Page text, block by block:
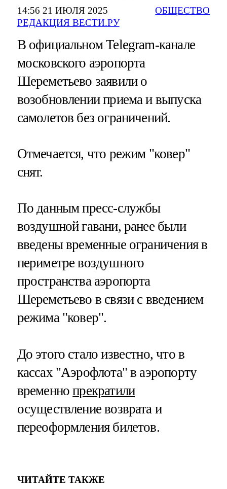
14:56 21 ИЮЛЯ 2025
РЕДАКЦИЯ ВЕСТИ.РУ
ОБЩЕСТВО
В официальном Telegram-канале
московского аэропорта
Шереметьево заявили о
возобновлении приема и выпуска
самолетов без ограничений.
Отмечается, что режим "ковер"
снят.
По данным пресс-службы
воздушной гавани, ранее были
введены временные ограничения в
периметре воздушного
пространства аэропорта
Шереметьево в связи с введением
режима "ковер".
До этого стало известно, что в
кассах "Аэрофлота" в аэропорту
временнопрекратили
осуществление возврата и
переоформления билетов.
ЧИТАЙТЕ ТАКЖЕ